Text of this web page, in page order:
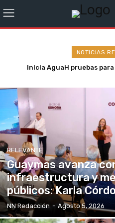
NOTICIAS
CFE anuncia cortes en
RELEVANTE
Guaymas avanza
infraestructura y
públicos: Karla
NN Redacción - Agosto 5, 2026